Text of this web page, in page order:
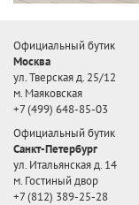
Официальный бутик
Москва
ул. Тверская д. 25/12
м. Маяковская
+7 (499) 648-85-03
Официальный бутик
Санкт-Петербург
ул. Итальянская д. 14
м. Гостиный двор
+7 (812) 389-25-28